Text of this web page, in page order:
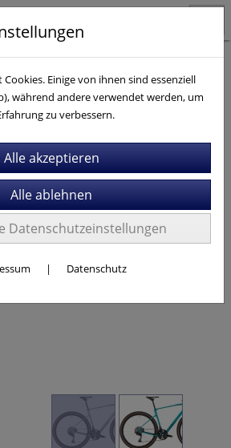
Einige von ihnen sind essenziell
während andere verwendet werden, um
zu verbessern.
Datenschutzeinstellungen
| Datenschutz